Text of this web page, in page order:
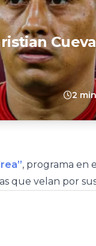
Cueva
2
, programa en
que velan por